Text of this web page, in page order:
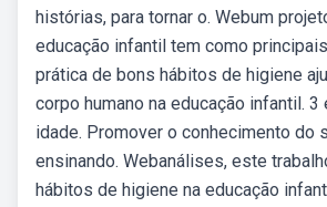
histórias, para tornar o. Webum
educação infantil tem como
prática de bons hábitos de higiene
corpo humano na educação infantil. 3
idade. Promover o conhecimento do
ensinando. Webanálises, este
hábitos de higiene na educação